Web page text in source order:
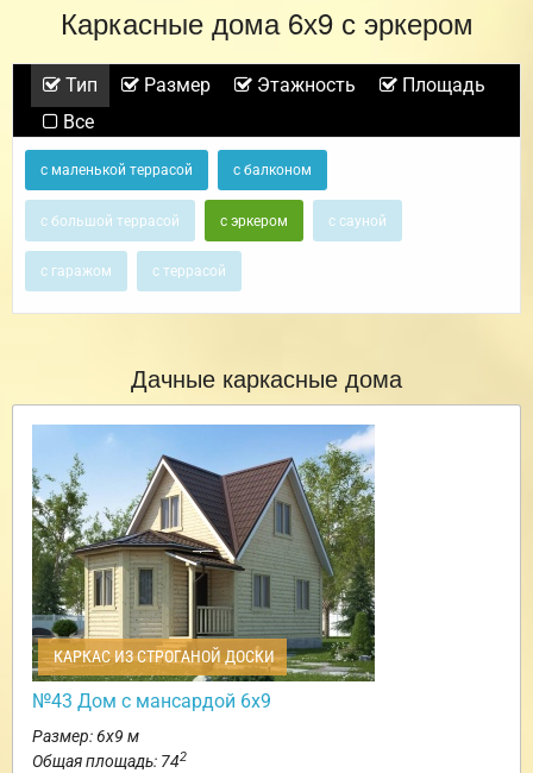
Каркасные дома 6х9 с эркером
Тип Размер Этажность
Площадь
Все
с маленькой террасой с балконом
с большой террасой с эркером с сауной
с гаражом с террасой
Дачные каркасные дома
КАРКАС ИЗ СТРОГАНОЙ ДОСКИ
№43 Дом с мансардой 6х9
Размер: 6х9 м
Общая площадь: 742